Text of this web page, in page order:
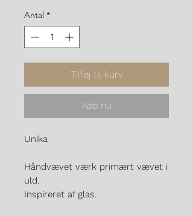
Antal *
Tilføj til kurv
Køb nu
Unika
Håndvævet værk primært vævet i
uld.
Inspireret af glas.